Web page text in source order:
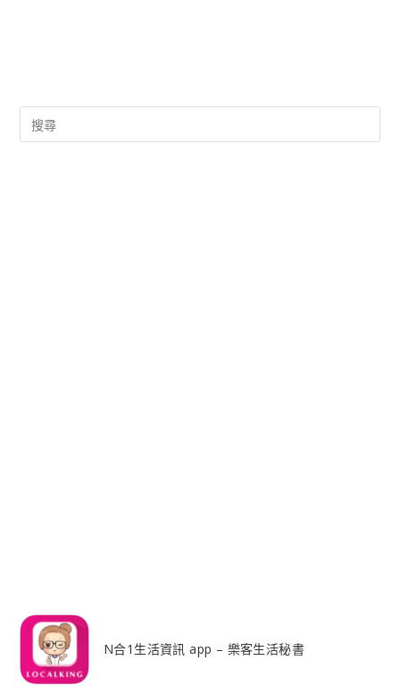
N合1生活資訊 app – 樂客生活秘書